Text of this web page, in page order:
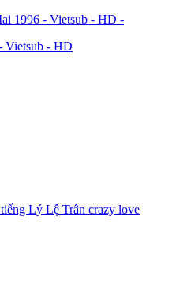
Vietsub - HD
Lý Lệ Trân crazy love